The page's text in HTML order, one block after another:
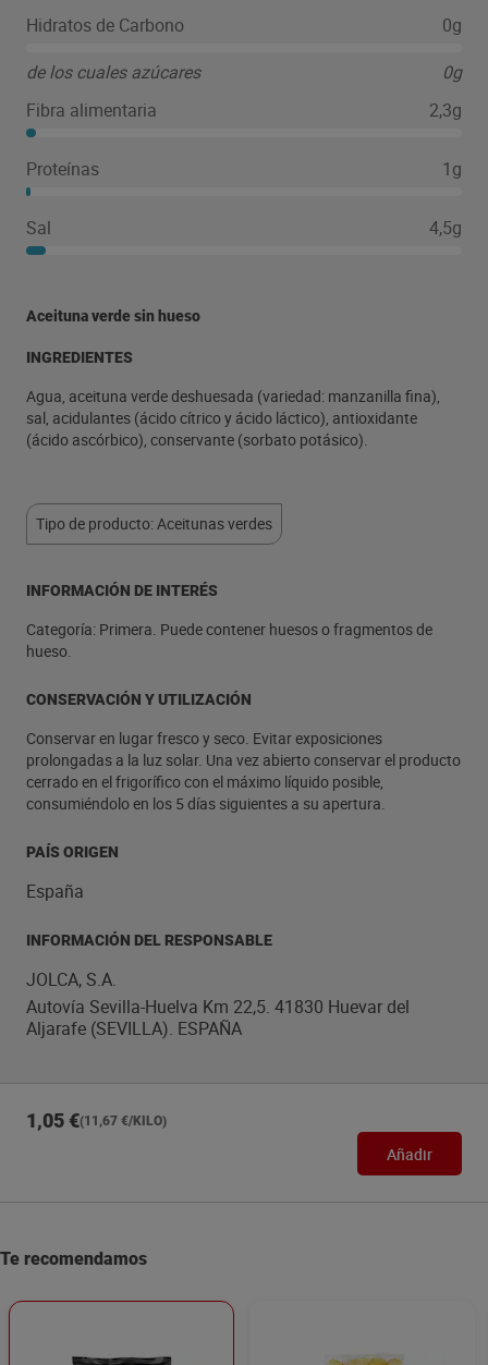
Hidratos de Carbono
0g
de los cuales azúcares
0g
Fibra alimentaria
2,3g
Proteínas 1g
Sal 4,5g
Aceituna verde sin hueso
INGREDIENTES
Agua, aceituna verde deshuesada (variedad: manzanilla fina),
sal, acidulantes (ácido cítrico y ácido láctico), antioxidante
(ácido ascórbico), conservante (sorbato potásico).
Tipo de producto: Aceitunas verdes
INFORMACIÓN DE INTERÉS
Categoría: Primera. Puede contener huesos o fragmentos de
hueso.
CONSERVACIÓN Y UTILIZACIÓN
Conservar en lugar fresco y seco. Evitar exposiciones
prolongadas a la luz solar. Una vez abierto conservar el producto
cerrado en el frigorífico con el máximo líquido posible,
consumiéndolo en los 5 días siguientes a su apertura.
PAÍS ORIGEN
España
INFORMACIÓN DEL RESPONSABLE
JOLCA, S.A.
Autovía Sevilla-Huelva Km 22,5. 41830 Huevar del
Aljarafe (SEVILLA). ESPAÑA
1,05 €(11,67 €/KILO)
Añadir
Te recomendamos